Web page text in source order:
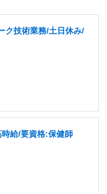
ク技術業務/土日休み/
時給/要資格:保健師